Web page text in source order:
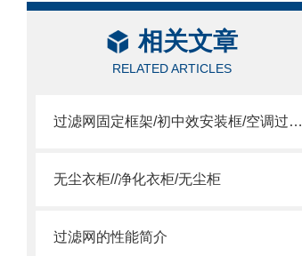
相关文章
RELATED ARTICLES
过滤网固定框架/初中效安装框/空调过滤网安装框
无尘衣柜//净化衣柜/无尘柜
过滤网的性能简介